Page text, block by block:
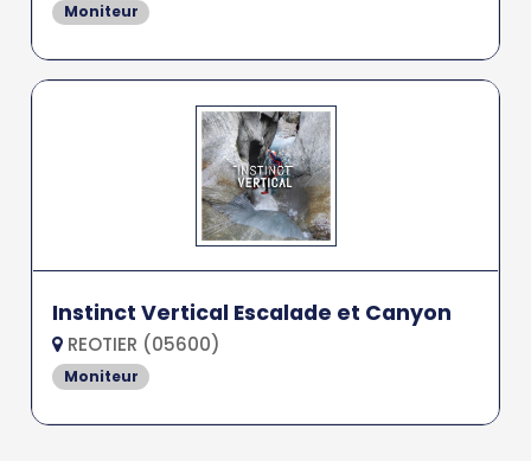
Moniteur
Instinct Vertical Escalade et Canyon
REOTIER (05600)
Moniteur